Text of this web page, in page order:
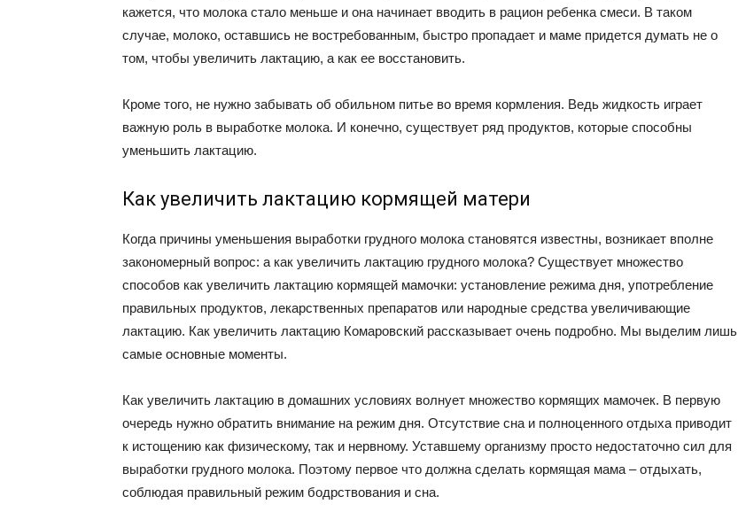
кажется, что молока стало меньше и она начинает вводить в рацион ребенка смеси. В таком
случае, молоко, оставшись не востребованным, быстро пропадает и маме придется думать не о
том, чтобы увеличить лактацию, а как ее восстановить.
Кроме того, не нужно забывать об обильном питье во время кормления. Ведь жидкость играет
важную роль в выработке молока. И конечно, существует ряд продуктов, которые способны
уменьшить лактацию.
Как увеличить лактацию кормящей матери
Когда причины уменьшения выработки грудного молока становятся известны, возникает вполне
закономерный вопрос: а как увеличить лактацию грудного молока? Существует множество
способов как увеличить лактацию кормящей мамочки: установление режима дня, употребление
правильных продуктов, лекарственных препаратов или народные средства увеличивающие
лактацию. Как увеличить лактацию Комаровский рассказывает очень подробно. Мы выделим лишь
самые основные моменты.
Как увеличить лактацию в домашних условиях волнует множество кормящих мамочек. В первую
очередь нужно обратить внимание на режим дня. Отсутствие сна и полноценного отдыха приводит
к истощению как физическому, так и нервному. Уставшему организму просто недостаточно сил для
выработки грудного молока. Поэтому первое что должна сделать кормящая мама – отдыхать,
соблюдая правильный режим бодрствования и сна.